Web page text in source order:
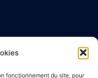
fonctionnement du site, pour
Georges d'Orques